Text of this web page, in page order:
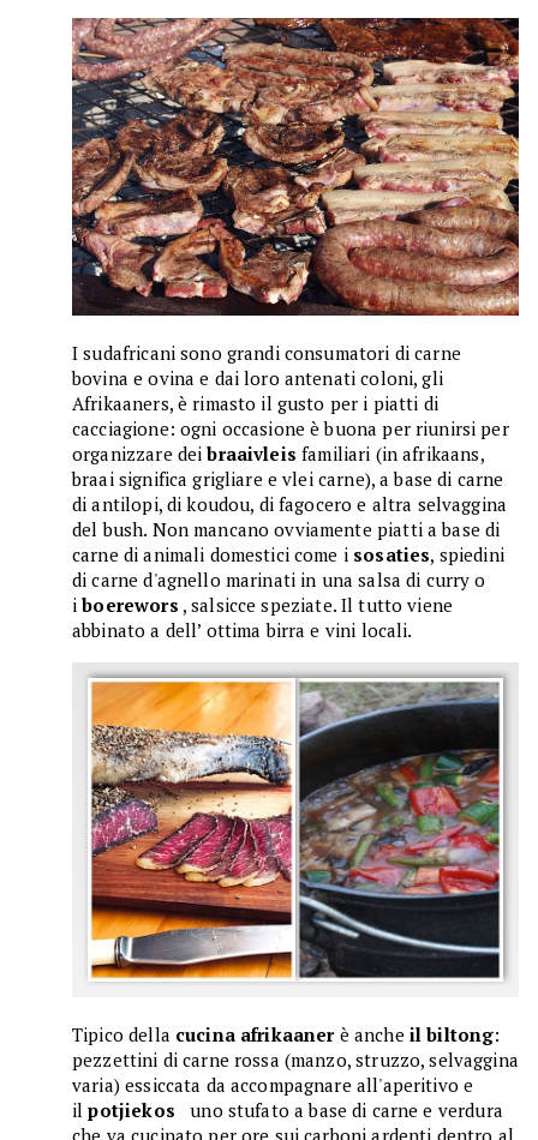
I sudafricani sono grandi consumatori di carne
bovina e ovina e dai loro antenati coloni, gli
Afrikaaners, è rimasto il gusto per i piatti di
cacciagione: ogni occasione è buona per riunirsi per
organizzare deibraaivleis familiari (in afrikaans,
braai significa grigliare e vlei carne), a base di carne
di antilopi, di koudou, di fagocero e altra selvaggina
del bush. Non mancano ovviamente piatti a base di
carne di animali domestici come i sosaties, spiedini
di carne d'agnello marinati in una salsa di curry o
iboerewors , salsicce speziate. Il tutto viene
abbinato a dell’ ottima birra e vini locali.
Tipico della cucina afrikaanerè anche il biltong:
pezzettini di carne rossa (manzo, struzzo, selvaggina
varia) essiccata da accompagnare all'aperitivo e
ilpotjiekos
uno stufato a base di carne e verdura